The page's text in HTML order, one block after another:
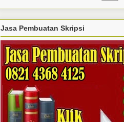
Jasa Pembuatan Skripsi